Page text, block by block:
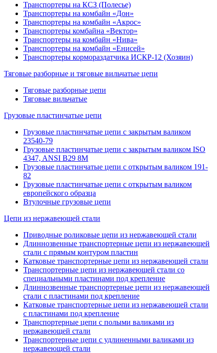
Транспортеры на КСЗ (Полесье)
Транспортеры на комбайн «Дон»
Транспортеры на комбайн «Акрос»
Транспортеры комбайна «Вектор»
Транспортеры на комбайн «Нива»
Транспортеры на комбайн «Енисей»
Транспортеры кормораздатчика ИСКР-12 (Хозяин)
Тяговые разборные и тяговые вильчатые цепи
Тяговые разборные цепи
Тяговые вильчатые
Грузовые пластинчатые цепи
Грузовые пластинчатые цепи с закрытым валиком
23540-79
Грузовые пластинчатые цепи с закрытым валиком ISO
4347, ANSI B29 8M
Грузовые пластинчатые цепи с открытым валиком 191-
82
Грузовые пластинчатые цепи с открытым валиком
европейского образца
Втулочные грузовые цепи
Цепи из нержавеющей стали
Приводные роликовые цепи из нержавеющей стали
Длиннозвенные транспортерные цепи из нержавеющей
стали с прямым контуром плаcтин
Катковые транспортерные цепи из нержавеющей стали
Транспортерные цепи из нержавеющей стали со
специальными пластинами под крепление
Длиннозвенные транспортерные цепи из нержавеющей
стали с пластинами под крепление
Катковые транспортерные цепи из нержавеющей стали
с пластинами под крепление
Транспортерные цепи с полыми валиками из
нержавеющей стали
Транспортерные цепи с удлиненными валиками из
нержавеющей стали